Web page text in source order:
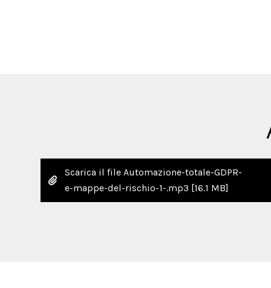
Scarica il file Automazione-totale-GDPR-
e-mappe-del-rischio-1-.mp3 [16.1 MB]